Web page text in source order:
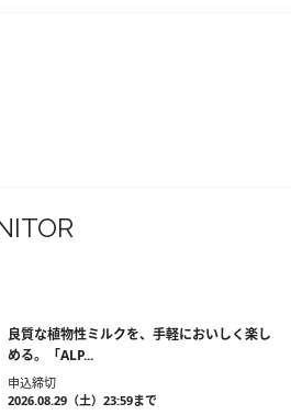
良質な植物性ミルクを、手軽においしく楽し
める。「ALP...
申込締切
2026.08.29（土）23:59まで